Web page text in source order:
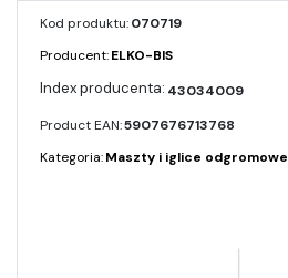
Kod produktu:070719
Producent:ELKO-BIS
43034009
Product EAN:5907676713768
Kategoria:Maszty i iglice odgromowe